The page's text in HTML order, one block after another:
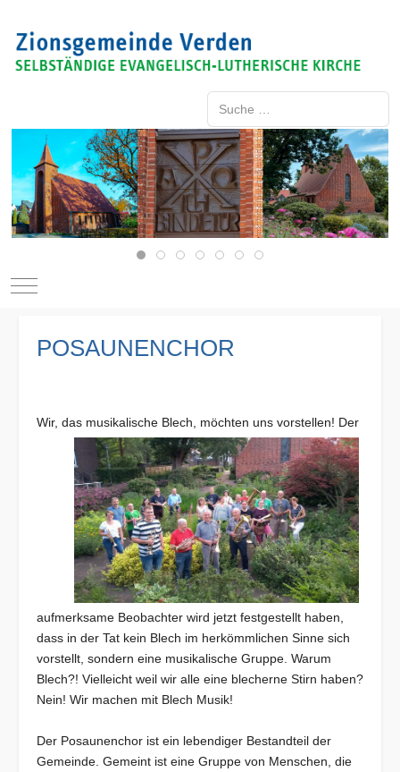
Type 2 or more characters for
Mobile Menu Toggle
POSAUNENCHOR
Wir, das musikalische Blech, möchten uns vorstellen! Der
aufmerksame Beobachter wird jetzt festgestellt haben,
dass in der Tat kein Blech im herkömmlichen Sinne sich
vorstellt, sondern eine musikalische Gruppe. Warum
Blech?! Vielleicht weil wir alle eine blecherne Stirn haben?
Nein! Wir machen mit Blech Musik!
Der Posaunenchor ist ein lebendiger Bestandteil der
Gemeinde. Gemeint ist eine Gruppe von Menschen, die